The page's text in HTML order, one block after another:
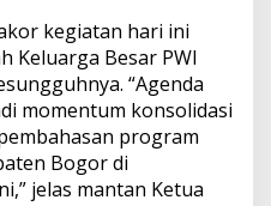
kegiatan hari ini
Keluarga Besar PWI
“Agenda
momentum konsolidasi
program
Bogor di
jelas mantan Ketua